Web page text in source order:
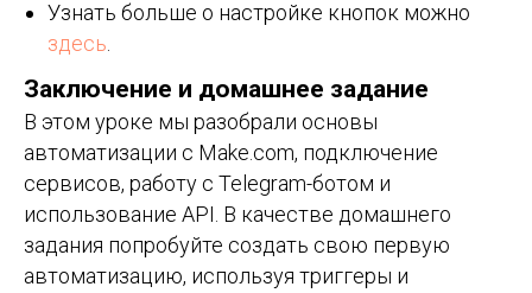
Узнать больше о настройке кнопок можно
здесь
Заключение и домашнее задание
В этом уроке мы разобрали основы
автоматизации с Make.com, подключение
сервисов, работу с Telegram-ботом и
использование API. В качестве домашнего
задания попробуйте создать свою первую
автоматизацию, используя триггеры и